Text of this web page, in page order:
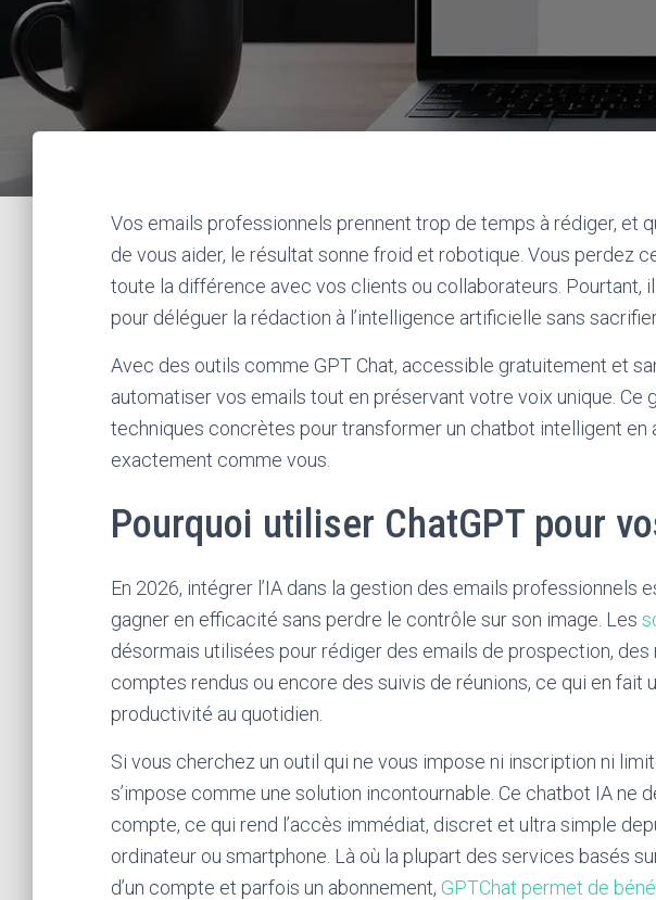
Vos emails professionnels prennent trop de temps à rédiger, et
de vous aider, le résultat sonne froid et robotique. Vous perdez
toute la différence avec vos clients ou collaborateurs. Pourtant,
pour déléguer la rédaction à l’intelligence artificielle sans
Avec des outils comme GPT Chat, accessible gratuitement et
automatiser vos emails tout en préservant votre voix unique. Ce
techniques concrètes pour transformer un chatbot intelligent
exactement comme vous.
Pourquoi utiliser ChatGPT pour
En 2026, intégrer l’IA dans la gestion des emails professionnels
gagner en efficacité sans perdre le contrôle sur son image. Les
désormais utilisées pour rédiger des emails de prospection,
comptes rendus ou encore des suivis de réunions, ce qui en fait
productivité au quotidien.
Si vous cherchez un outil qui ne vous impose ni inscription ni
s’impose comme une solution incontournable. Ce chatbot IA ne
compte, ce qui rend l’accès immédiat, discret et ultra simple
ordinateur ou smartphone. Là où la plupart des services basés
d’un compte et parfois un abonnement, GPTChat permet de